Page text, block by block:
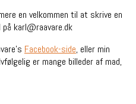
en velkommen til at skrive en
karl@raavare.dk
Facebook-side, eller min
er mange billeder af mad,